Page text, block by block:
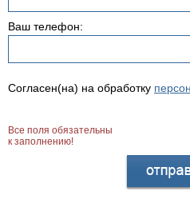
Ваш телефон:
Согласен(на) на обработку
Все поля обязательны
к заполнению!